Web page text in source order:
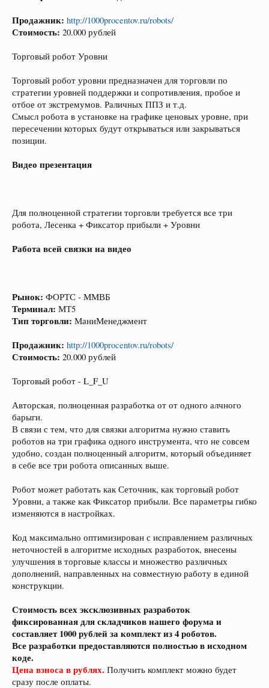
Продажник: http://1000procentov.ru/robots/
Стоимость: 20.000 рублей
Торговый робот Уровни
Торговый робот уровни предназначен для торговли по
стратегии уровней поддержки и сопротивления, пробое и
отбое от экстремумов. Раличных ППЗ и т.д.
Смысл робота в установке на графике ценовых уровне, при
пересечении которых будут открываться или закрываться
позиции.
Видео презентация
Для полноценной стратегии торговли требуется все три
робота, Лесенка + Фиксатор прибыли + Уровни
Работа всей связки на видео
Рынок: ФОРТС - ММВБ
Терминал: МТ5
Тип торговли: МаниМенеджмент
Продажник: http://1000procentov.ru/robots/
Стоимость: 20.000 рублей
Торговый робот - L_F_U
Авторская, полноценная разработка от от одного алчного
барыги.
В связи с тем, что для связки алгоритма нужно ставить
роботов на три графика одного инструмента, что не совсем
удобно, создан полноценный алгоритм, который объединяет
в себе все три робота описанных выше.
Робот может работать как Сеточник, как торговый робот
Уровни, а также как Фиксатор прибыли. Все параметры гибко
изменяются в настройках.
Код максимально оптимизирован с исправлением различных
неточностей в алгоритме исходных разработок, внесены
улучшения в торговые классы и множество различных
дополнений, направленных на совместную работу в единой
конструкции.
Стоимость всех эксклюзивных разработок
фиксированная для складчиков нашего форума и
составляет 1000 рублей за комплект из 4 роботов.
Все разработки предоставляются полностью в исходном
коде.
Цена взноса в рублях. Получить комплект можно будет
сразу после оплаты.